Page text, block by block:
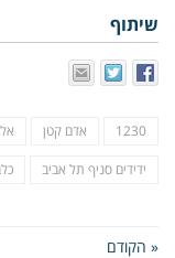
שיתוף
1230 אדם קטן
ידידים סניף תל אביב
« הקודם